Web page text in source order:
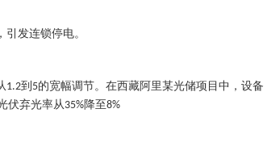
发连锁停电。
1.2到 5的宽幅调节。在西藏阿里某光储项目中，设备
伏弃光率从35%降至8%